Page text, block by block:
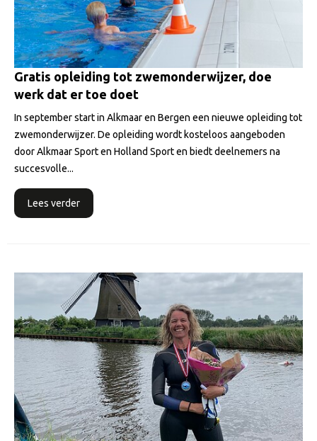
Gratis opleiding tot zwemonderwijzer, doe
werk dat er toe doet
In september start in Alkmaar en Bergen een nieuwe opleiding tot
zwemonderwijzer. De opleiding wordt kosteloos aangeboden
door Alkmaar Sport en Holland Sport en biedt deelnemers na
succesvolle...
Lees verder